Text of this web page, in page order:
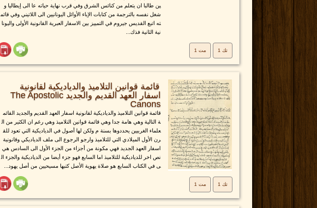
ين طالبا ان يتعلم من كنائس الشرق وفي قرب نهاية حياته عا الى إيطاليا و
شغل نفسه بالترجمة من كتابات الإباء الأوائل اليونانيين الى اللاتيني وفي قائم
ته اتبع القديس جيروم في التمييز بين الاسفار العبرية القانونية الأولى واليونا
نية الثانية فذك...
تك 1 مت 1
قائمة قوانين التلاميذ والدياديكية لقانونية
اسفار العهد القديم والجديد The Apostolic
Canons
قائمة قوانين التلاميذ والدياديكية لقانونية اسفار العهد القديم والجديد القائم
ة التالية وهي هامة جدا وهي قائمة قوانين التلاميذ وهي رغم ان الكثير من ال
علماء الغربيين يحددوها بسنة م ولكن لها أصول في الدياديكية التي تعود للق
رن الأول الميلادي التي للتلاميذ وارجو الرجوع الى ملف الدياديكي وقانونية
اسفار العهد الجديد فهي مكونة من أجزاء من الجزء الأول الى السادس هي
نص اخر للدياديكية للتلاميذ اما السابع فهو جزء أيضا من الدياديكية والجزء ال
ى في الكتاب السابع هو صلاة يهوية الأصل كتبها مسيحيين من أصل يهود...
تك 1 مت 1